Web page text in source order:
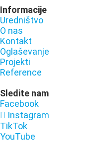
Informacije
Uredništvo
O nas
Kontakt
Oglaševanje
Projekti
Reference
Sledite nam
Facebook
Instagram
TikTok
YouTube